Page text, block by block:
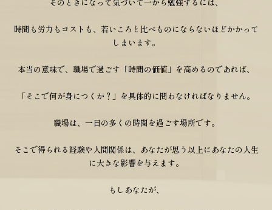
時間も労力もコストも、若いころと比べものにならないほどかかって
しまいます。
本当の意味で、職場で過ごす「時間の価値」を高めるのであれば、
「そこで何が身につくか？」を具体的に問わなければなりません。
職場は、一日の多くの時間を過ごす場所です。
そこで得られる経験や人間関係は、あなたが思う以上にあなたの人生
に大きな影響を与えます。
もしあなたが、